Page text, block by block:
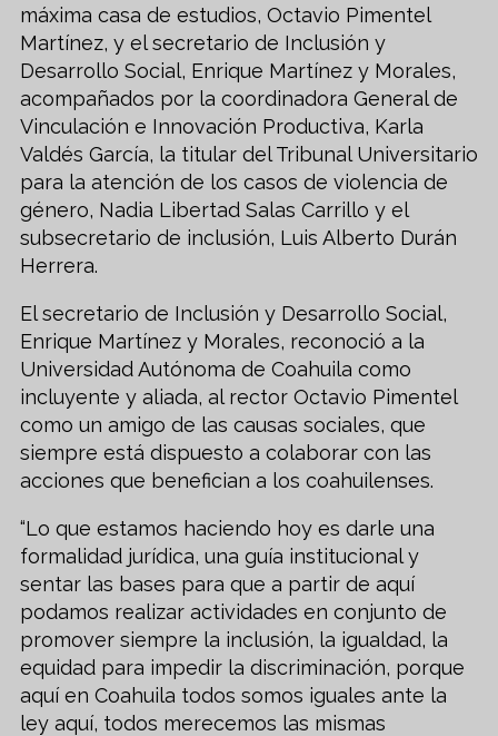
máxima casa de estudios, Octavio Pimentel
Martínez, y el secretario de Inclusión y
Desarrollo Social, Enrique Martínez y Morales,
acompañados por la coordinadora General de
Vinculación e Innovación Productiva, Karla
Valdés García, la titular del Tribunal Universitario
para la atención de los casos de violencia de
género, Nadia Libertad Salas Carrillo y el
subsecretario de inclusión, Luis Alberto Durán
Herrera.
El secretario de Inclusión y Desarrollo Social,
Enrique Martínez y Morales, reconoció a la
Universidad Autónoma de Coahuila como
incluyente y aliada, al rector Octavio Pimentel
como un amigo de las causas sociales, que
siempre está dispuesto a colaborar con las
acciones que benefician a los coahuilenses.
“Lo que estamos haciendo hoy es darle una
formalidad jurídica, una guía institucional y
sentar las bases para que a partir de aquí
podamos realizar actividades en conjunto de
promover siempre la inclusión, la igualdad, la
equidad para impedir la discriminación, porque
aquí en Coahuila todos somos iguales ante la
ley aquí, todos merecemos las mismas